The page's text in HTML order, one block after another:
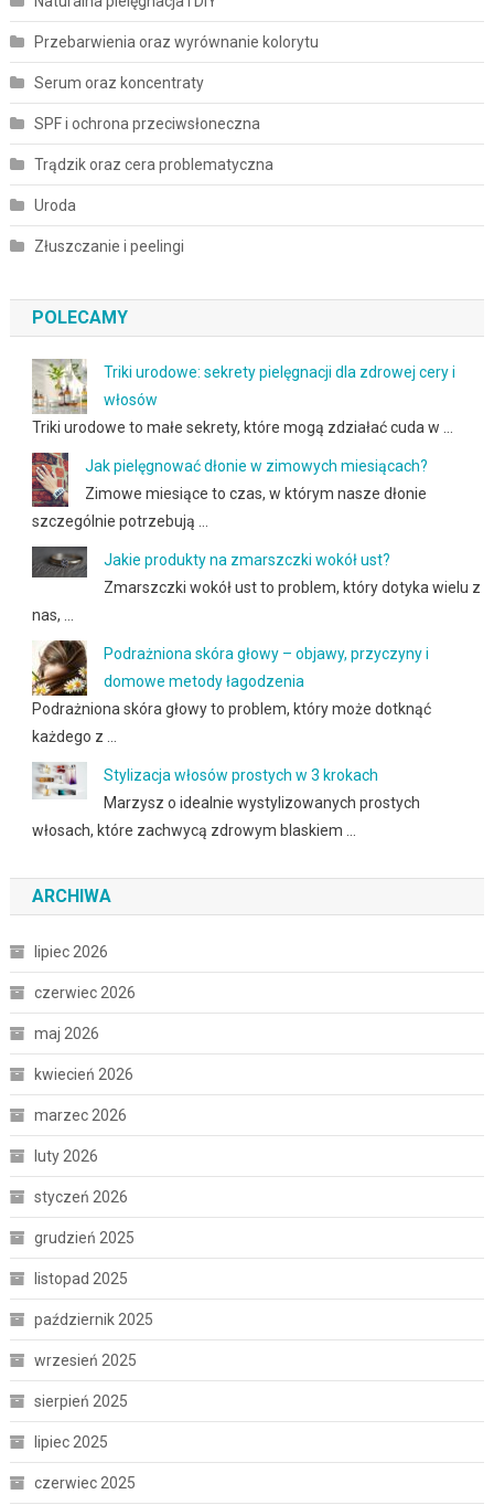
Przebarwienia oraz wyrównanie kolorytu
Serum oraz koncentraty
SPF i ochrona przeciwsłoneczna
Trądzik oraz cera problematyczna
Uroda
Złuszczanie i peelingi
POLECAMY
Triki urodowe: sekrety pielęgnacji dla zdrowej cery i
włosów
Triki urodowe to małe sekrety, które mogą zdziałać cuda w …
Jak pielęgnować dłonie w zimowych miesiącach?
Zimowe miesiące to czas, w którym nasze dłonie
szczególnie potrzebują …
Jakie produkty na zmarszczki wokół ust?
Zmarszczki wokół ust to problem, który dotyka wielu z
nas, …
Podrażniona skóra głowy – objawy, przyczyny i
domowe metody łagodzenia
Podrażniona skóra głowy to problem, który może dotknąć
każdego z …
Stylizacja włosów prostych w 3 krokach
Marzysz o idealnie wystylizowanych prostych
włosach, które zachwycą zdrowym blaskiem …
ARCHIWA
lipiec 2026
czerwiec 2026
maj 2026
kwiecień 2026
marzec 2026
luty 2026
styczeń 2026
grudzień 2025
listopad 2025
październik 2025
wrzesień 2025
sierpień 2025
lipiec 2025
czerwiec 2025